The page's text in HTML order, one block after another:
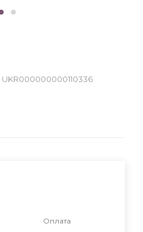
UKR000000000110336
Оплата